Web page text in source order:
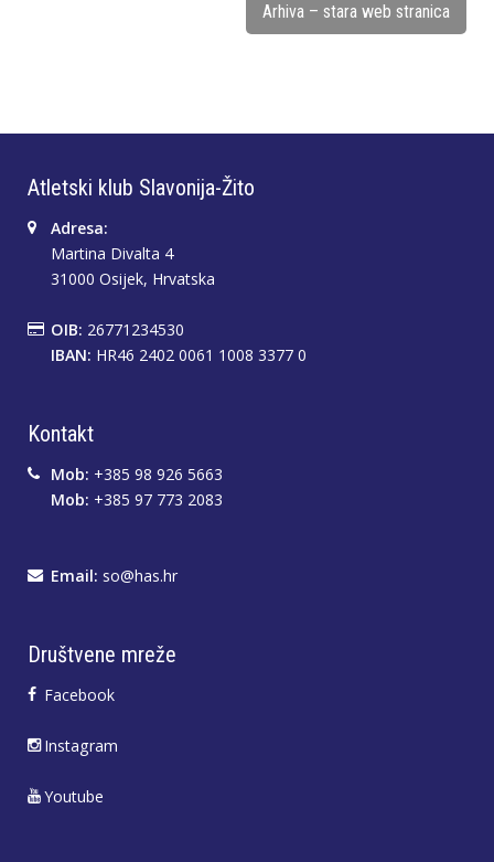
Arhiva – stara web stranica
Atletski klub Slavonija-Žito
Adresa:
Martina Divalta 4
31000 Osijek, Hrvatska
OIB: 26771234530
IBAN: HR46 2402 0061 1008 3377 0
Kontakt
Mob: +385 98 926 5663
Mob: +385 97 773 2083
Email: so@has.hr
Društvene mreže
Facebook
Instagram
Youtube